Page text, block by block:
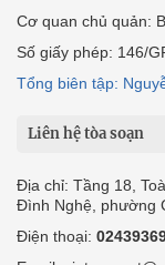
Cơ quan chủ quản:
Số giấy phép: 146/
Tổng biên tập:
Liên hệ tòa soạn
Địa chỉ: Tầng 18,
Đình Nghệ, phường
Điện thoại: